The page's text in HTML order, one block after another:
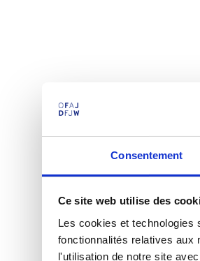
Consentement
Ce site web utilise des
Les cookies et technologies
fonctionnalités relatives aux
l'utilisation de notre site